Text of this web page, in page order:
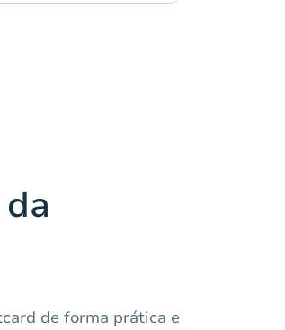
de forma prática e